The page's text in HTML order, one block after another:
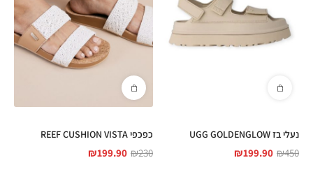
נעלי בז UGG GOLDENGLOW
₪450
₪199.90
כפכפי REEF CUSHION VISTA
₪230
₪199.90